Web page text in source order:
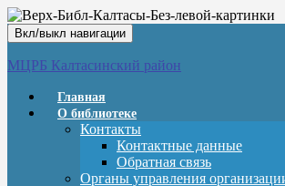
Вкл/выкл навигации
МЦРБ Калтасинский район
Главная
О библиотеке
Контакты
Контактные данные
Обратная связь
Органы управления